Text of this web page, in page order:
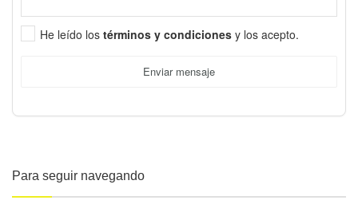
He leído los términos y condiciones y los acepto.
Enviar mensaje
Para seguir navegando